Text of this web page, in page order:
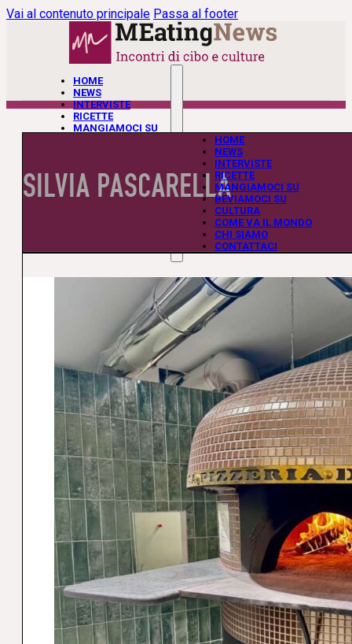
Vai al contenuto principale Passa al footer
HOME
NEWS
INTERVISTE
RICETTE
MANGIAMOCI SU
CHI SIAMO
CONTATTACI
HOME
NEWS
INTERVISTE
RICETTE
MANGIAMOCI SU
BEVIAMOCI SU
CULTURA
COME VA IL MONDO
CHI SIAMO
CONTATTACI
SILVIA PASCARELLA